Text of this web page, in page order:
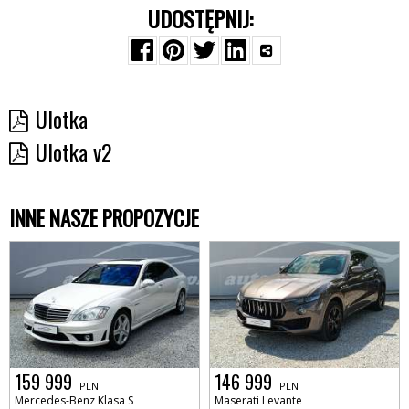
UDOSTĘPNIJ:
Ulotka
Ulotka v2
INNE NASZE PROPOZYCJE
159 999 PLN
Mercedes-Benz Klasa S
146 999 PLN
Maserati Levante